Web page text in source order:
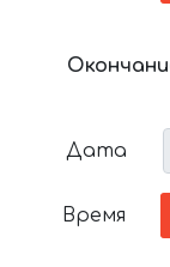
Дата
Время